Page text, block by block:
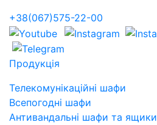
+38(067)575-22-00
Продукція
Телекомунікаційні шафи
Всепогодні шафи
Антивандальні шафи та ящики